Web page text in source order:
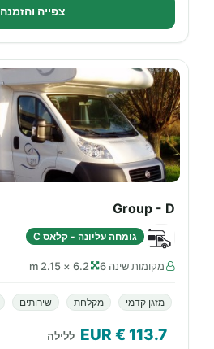
צפייה והזמנה
Group - D
גומחה עליונה - קלאס C
מקומות שינה 6 6.2 × 2.15 m
מזגן קדמי מקלחת שירותים
113.7
€ EUR ללילה